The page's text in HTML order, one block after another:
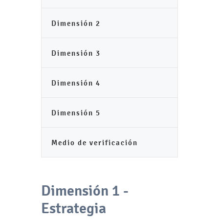
Dimensión 2
Dimensión 3
Dimensión 4
Dimensión 5
Medio de verificación
Dimensión 1 -
Estrategia